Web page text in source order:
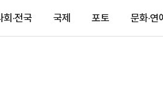
회·전국 국제 포토 문화·연